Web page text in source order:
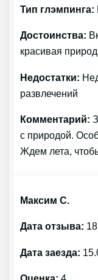
Тип глэмпинга:
Достоинства:
красивая
Недостатки:
развлечений
Комментарий:
с природой.
Ждем лета,
Максим С.
Дата отзыва:
Дата заезда: